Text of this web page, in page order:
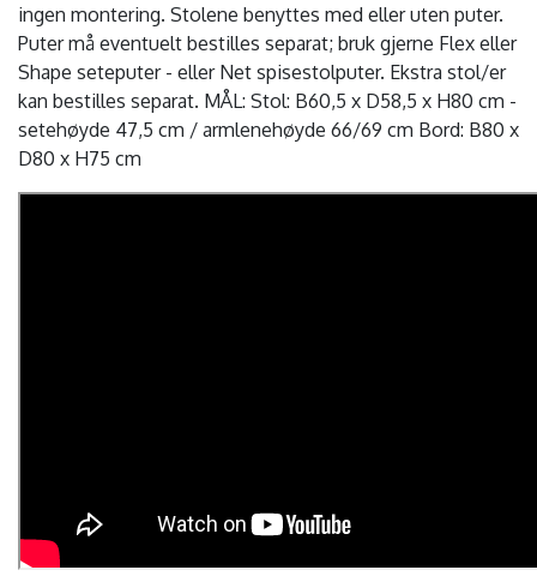
ingen montering. Stolene benyttes med eller uten puter.
Puter må eventuelt bestilles separat; bruk gjerne Flex eller
Shape seteputer - eller Net spisestolputer. Ekstra stol/er
kan bestilles separat. MÅL: Stol: B60,5 x D58,5 x H80 cm -
setehøyde 47,5 cm / armlenehøyde 66/69 cm Bord: B80 x
D80 x H75 cm